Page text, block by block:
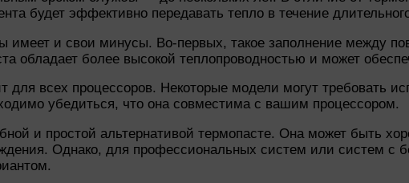
будет эффективно передавать тепло в течение
имеет и свои минусы. Во-первых, такое заполнение между
обладает более высокой теплопроводностью и может
для всех процессоров. Некоторые модели могут требовать
убедиться, что она совместима с вашим процессором.
и простой альтернативой термопасте. Она может быть
Однако, для профессиональных систем или систем